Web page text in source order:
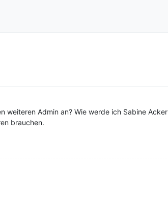
weiteren Admin an? Wie werde ich Sabine
brauchen.